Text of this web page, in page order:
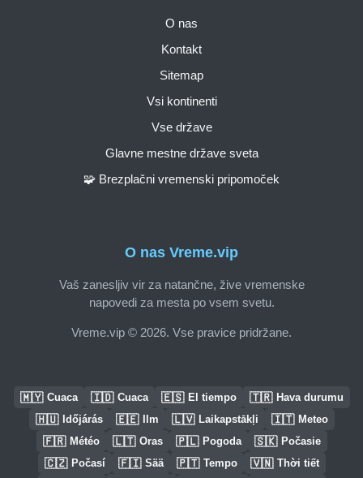
O nas Vreme.vip
Vaš zanesljiv vir za natančne, žive vremenske
napovedi za mesta po vsem svetu.
Vreme.vip © 2026. Vse pravice pridržane.
O nas
Kontakt
Sitemap
Vsi kontinenti
Vse države
Glavne mestne države sveta
🧩 Brezplačni vremenski pripomoček
🇲🇾 Cuaca 🇮🇩 Cuaca 🇪🇸 El tiempo 🇹🇷 Hava durumu
🇭🇺 Időjárás 🇪🇪 Ilm 🇱🇻 Laikapstākļi 🇮🇹 Meteo
🇫🇷 Météo 🇱🇹 Oras 🇵🇱 Pogoda 🇸🇰 Počasie
🇨🇿 Počasí 🇫🇮 Sää 🇵🇹 Tempo 🇻🇳 Thời tiết